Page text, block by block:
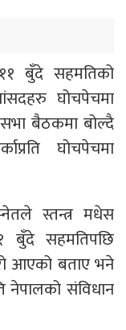
बुँदे सहमतिको
घोचपेचमा
सभा बैठकमा बोल्दै
घोचपेचमा
स्तन्त्र मधेस
बुँदे सहमतिपछि
आएको बताए भने
नेपालको संविधान